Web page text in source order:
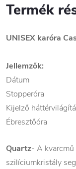
Termék
UNISEX karóra
Jellemzők:
Dátum
Stopperóra
Kijelző
Ébresztőóra
Quartz- A
szilíciumkristály